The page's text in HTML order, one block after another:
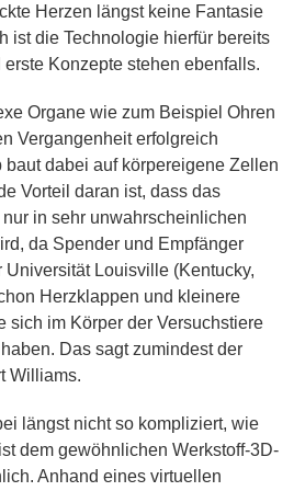
Herzen längst keine Fantasie
ist die Technologie hierfür bereits
Konzepte stehen ebenfalls.
Organe wie zum Beispiel Ohren
Vergangenheit erfolgreich
dabei auf körpereigene Zellen
Vorteil daran ist, dass das
in sehr unwahrscheinlichen
da Spender und Empfänger
Universität Louisville (Kentucky,
Herzklappen und kleinere
sich im Körper der Versuchstiere
Das sagt zumindest der
Williams.
längst nicht so kompliziert, wie
dem gewöhnlichen Werkstoff-3D-
Anhand eines virtuellen